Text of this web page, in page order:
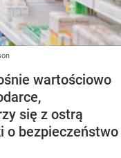
wartościowo
się z ostrą
o bezpieczeństwo